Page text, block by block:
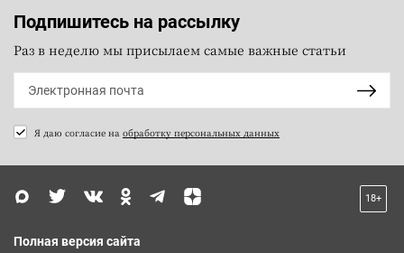
Подпишитесь на рассылку
Раз в неделю мы присылаем самые важные статьи
Я даю согласие на обработку персональных данных
18+
Полная версия сайта